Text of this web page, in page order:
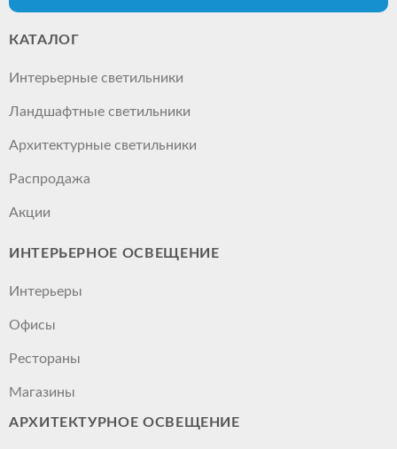
КАТАЛОГ
Интерьерные светильники
Ландшафтные светильники
Архитектурные светильники
Распродажа
Акции
ИНТЕРЬЕРНОЕ ОСВЕЩЕНИЕ
Интерьеры
Офисы
Рестораны
Магазины
АРХИТЕКТУРНОЕ ОСВЕЩЕНИЕ